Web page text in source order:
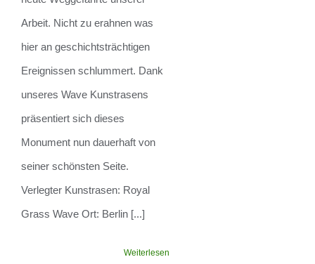
Arbeit. Nicht zu erahnen was
hier an geschichtsträchtigen
Ereignissen schlummert. Dank
unseres Wave Kunstrasens
präsentiert sich dieses
Monument nun dauerhaft von
seiner schönsten Seite.
Verlegter Kunstrasen: Royal
Grass Wave Ort: Berlin [...]
Weiterlesen